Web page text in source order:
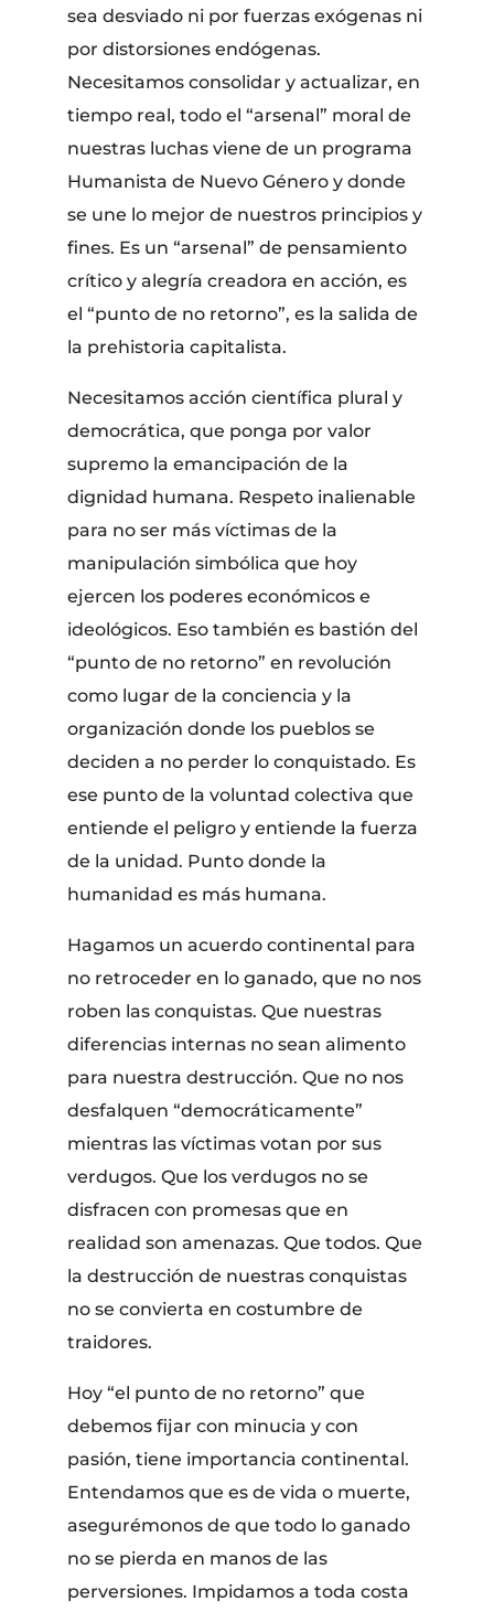
sea desviado ni por fuerzas exógenas ni
por distorsiones endógenas.
Necesitamos consolidar y actualizar, en
tiempo real, todo el “arsenal” moral de
nuestras luchas viene de un programa
Humanista de Nuevo Género y donde
se une lo mejor de nuestros principios y
fines. Es un “arsenal” de pensamiento
crítico y alegría creadora en acción, es
el “punto de no retorno”, es la salida de
la prehistoria capitalista.
Necesitamos acción científica plural y
democrática, que ponga por valor
supremo la emancipación de la
dignidad humana. Respeto inalienable
para no ser más víctimas de la
manipulación simbólica que hoy
ejercen los poderes económicos e
ideológicos. Eso también es bastión del
“punto de no retorno” en revolución
como lugar de la conciencia y la
organización donde los pueblos se
deciden a no perder lo conquistado. Es
ese punto de la voluntad colectiva que
entiende el peligro y entiende la fuerza
de la unidad. Punto donde la
humanidad es más humana.
Hagamos un acuerdo continental para
no retroceder en lo ganado, que no nos
roben las conquistas. Que nuestras
diferencias internas no sean alimento
para nuestra destrucción. Que no nos
desfalquen “democráticamente”
mientras las víctimas votan por sus
verdugos. Que los verdugos no se
disfracen con promesas que en
realidad son amenazas. Que todos. Que
la destrucción de nuestras conquistas
no se convierta en costumbre de
traidores.
Hoy “el punto de no retorno” que
debemos fijar con minucia y con
pasión, tiene importancia continental.
Entendamos que es de vida o muerte,
asegurémonos de que todo lo ganado
no se pierda en manos de las
perversiones. Impidamos a toda costa